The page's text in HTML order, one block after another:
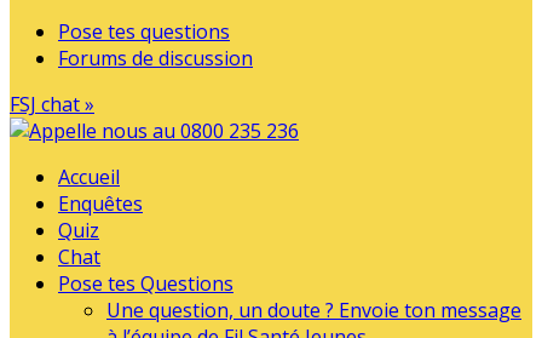
Pose tes questions
Forums de discussion
FSJ chat »
Accueil
Enquêtes
Quiz
Chat
Pose tes Questions
Une question, un doute ? Envoie ton message